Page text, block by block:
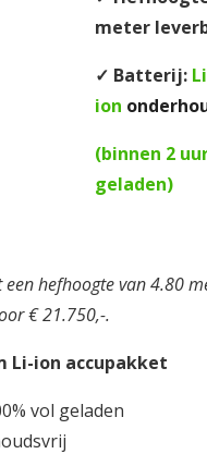
meter
✓ Batterij:
ion
(binnen 2
geladen)
hefhoogte van 4.80
€ 21.750,-.
Li-ion accupakket
vol geladen